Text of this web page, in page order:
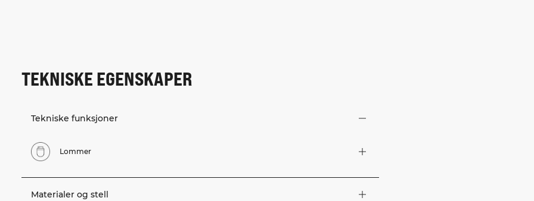
TEKNISKE EGENSKAPER
Tekniske funksjoner
Lommer
Materialer og stell